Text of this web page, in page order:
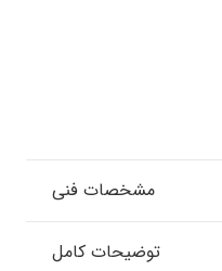
مشخصات فنی
توضیحات کامل